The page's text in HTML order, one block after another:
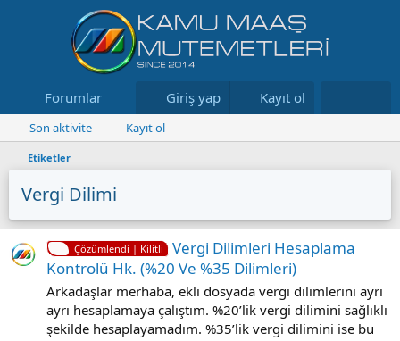
Forumlar Neler yeni Kaynaklar
Giriş yap Kayıt ol
Son aktivite Kayıt ol
Etiketler
Vergi Dilimi
Çözümlendi | Kilitli
Vergi Dilimleri Hesaplama
Kontrolü Hk. (%20 Ve %35 Dilimleri)
Arkadaşlar merhaba, ekli dosyada vergi dilimlerini ayrı
ayrı hesaplamaya çalıştım. %20’lik vergi dilimini sağlıklı
şekilde hesaplayamadım. %35’lik vergi dilimini ise bu